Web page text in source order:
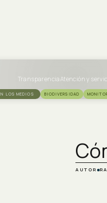
TransparenciaAtención y
LOS MEDIOS BIODIVERSIDAD
AUTOR